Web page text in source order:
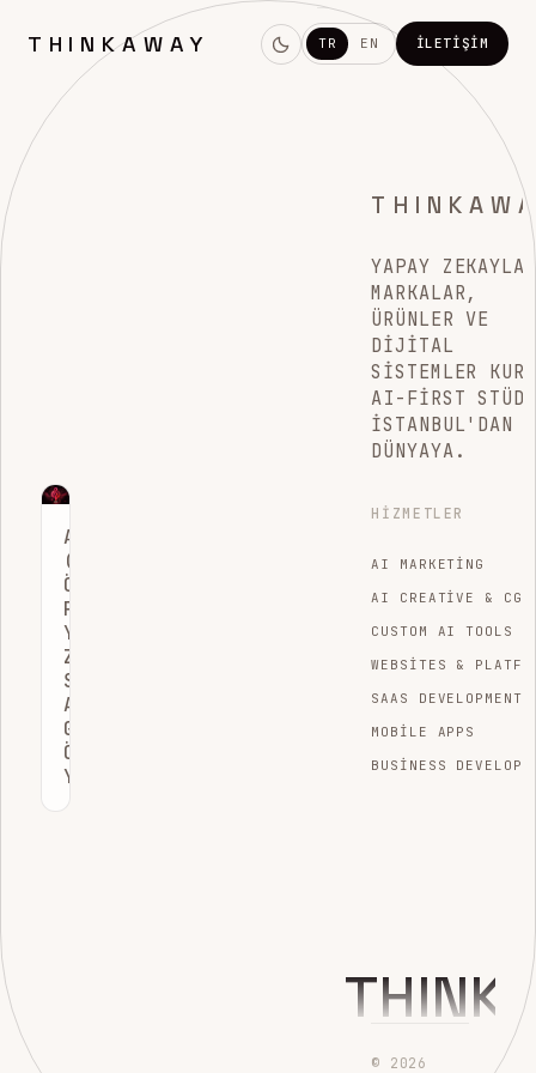
THINKAWAY TR EN İLETIŞIM
AP2
(AJAN
ÖDEME
PROTOKOLÜ):
YAPAY
ZEKANIN
SIZIN
ADINIZA
GÜVENLI
ÖDEME
YAPMASI
YAPAY ZEKAYLA
MARKALAR,
ÜRÜNLER VE
DIJITAL
SISTEMLER
AI-FIRST
İSTANBUL'DAN
DÜNYAYA.
HIZMETLER
AI MARKETING
AI CREATIVE & CGI
CUSTOM AI TOOLS
WEBSITES &
SAAS DEVELOPMENT
MOBILE APPS
BUSINESS
© 2026